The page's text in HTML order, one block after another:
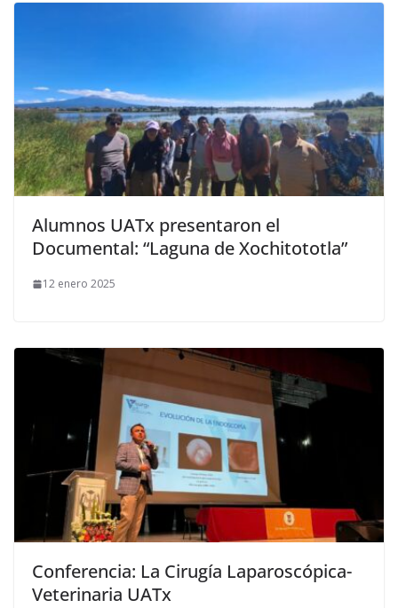
Alumnos UATx presentaron el
Documental: “Laguna de Xochitototla”
12 enero 2025
Conferencia: La Cirugía Laparoscópica-
Veterinaria UATx